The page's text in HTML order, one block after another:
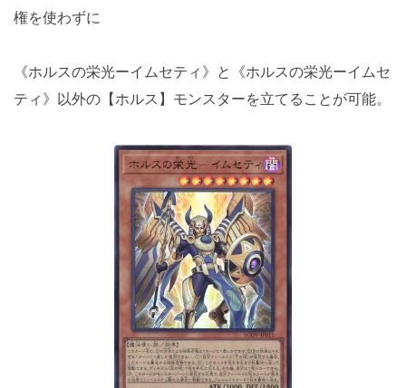
権を使わずに
《ホルスの栄光ーイムセティ》と《ホルスの栄光ーイムセ
ティ》以外の【ホルス】モンスターを立てることが可能。